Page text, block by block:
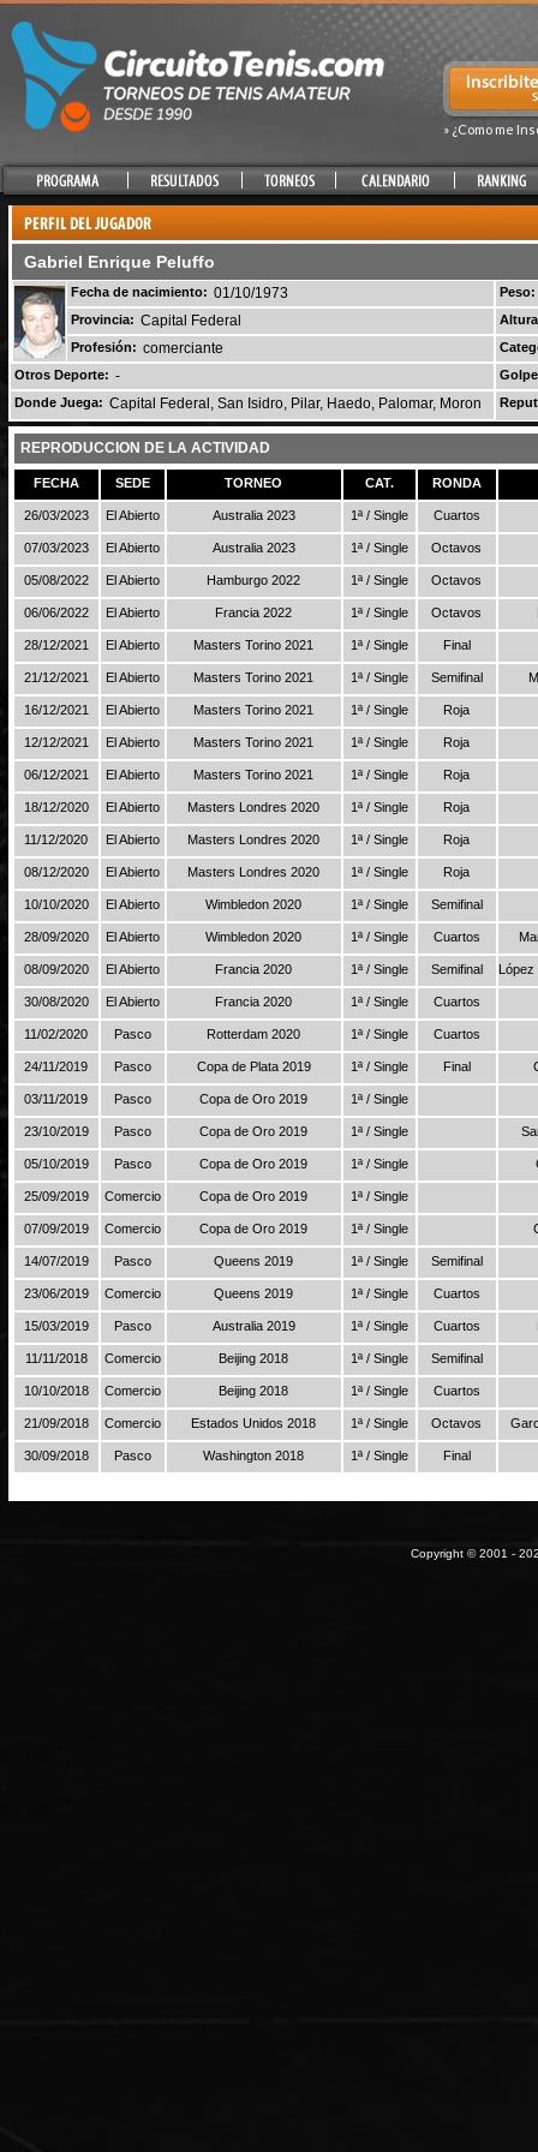
» ¿Como me
Gabriel Enrique Peluffo
Fecha de nacimiento: 01/10/1973
Peso:
Provincia: Capital Federal
Profesión: comerciante
Otros Deporte: -
Donde Juega: Capital Federal, San Isidro, Pilar, Haedo, Palomar, Moron
REPRODUCCION DE LA ACTIVIDAD
FECHA SEDE TORNEO CAT. RONDA
26/03/2023 El Abierto Australia 2023 1ª / Single Cuartos
07/03/2023 El Abierto Australia 2023 1ª / Single Octavos
05/08/2022 El Abierto Hamburgo 2022 1ª / Single Octavos
06/06/2022 El Abierto Francia 2022 1ª / Single Octavos
28/12/2021 El Abierto Masters Torino 2021 1ª / Single Final
21/12/2021 El Abierto Masters Torino 2021 1ª / Single Semifinal
16/12/2021 El Abierto Masters Torino 2021 1ª / Single Roja
12/12/2021 El Abierto Masters Torino 2021 1ª / Single Roja
06/12/2021 El Abierto Masters Torino 2021 1ª / Single Roja
18/12/2020 El Abierto Masters Londres 2020 1ª / Single Roja
11/12/2020 El Abierto Masters Londres 2020 1ª / Single Roja
08/12/2020 El Abierto Masters Londres 2020 1ª / Single Roja
10/10/2020 El Abierto Wimbledon 2020 1ª / Single Semifinal
28/09/2020 El Abierto Wimbledon 2020 1ª / Single Cuartos
08/09/2020 El Abierto Francia 2020 1ª / Single Semifinal López
30/08/2020 El Abierto Francia 2020 1ª / Single Cuartos
11/02/2020 Pasco Rotterdam 2020 1ª / Single Cuartos
24/11/2019 Pasco Copa de Plata 2019 1ª / Single Final
03/11/2019 Pasco Copa de Oro 2019 1ª / Single
23/10/2019 Pasco Copa de Oro 2019 1ª / Single
05/10/2019 Pasco Copa de Oro 2019 1ª / Single
25/09/2019 Comercio Copa de Oro 2019 1ª / Single
07/09/2019 Comercio Copa de Oro 2019 1ª / Single
14/07/2019 Pasco Queens 2019 1ª / Single Semifinal
23/06/2019 Comercio Queens 2019 1ª / Single Cuartos
15/03/2019 Pasco Australia 2019 1ª / Single Cuartos
11/11/2018 Comercio Beijing 2018 1ª / Single Semifinal
10/10/2018 Comercio Beijing 2018 1ª / Single Cuartos
21/09/2018 Comercio Estados Unidos 2018 1ª / Single Octavos
30/09/2018 Pasco Washington 2018 1ª / Single Final
Copyright © 2001 -